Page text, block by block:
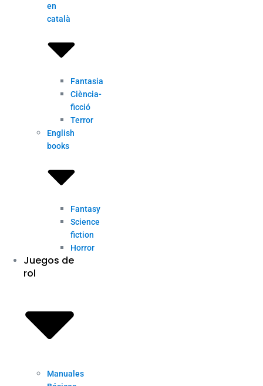
en
català
Fantasia
Ciència-
ficció
Terror
English
books
Fantasy
Science
fiction
Horror
Juegos de
rol
Manuales